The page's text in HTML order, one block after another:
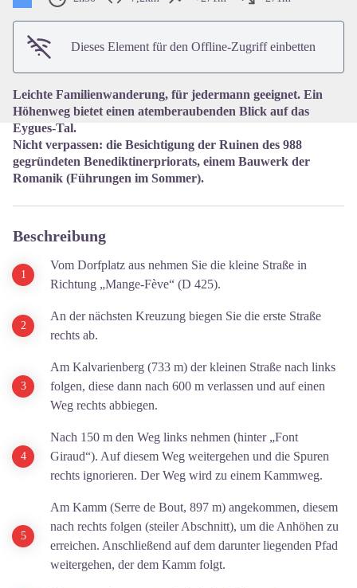
Dieses Element für den Offline-Zugriff einbetten
Leichte Familienwanderung, für jedermann geeignet. Ein
Höhenweg bietet einen atemberaubenden Blick auf das
Eygues-Tal.
Nicht verpassen: die Besichtigung der Ruinen des 988
gegründeten Benediktinerpriorats, einem Bauwerk der
Romanik (Führungen im Sommer).
Beschreibung
Vom Dorfplatz aus nehmen Sie die kleine Straße in
Richtung „Mange-Fève“ (D 425).
An der nächsten Kreuzung biegen Sie die erste Straße
rechts ab.
Am Kalvarienberg (733 m) der kleinen Straße nach links
folgen, diese dann nach 600 m verlassen und auf einen
Weg rechts abbiegen.
Nach 150 m den Weg links nehmen (hinter „Font
Giraud“). Auf diesem Weg weitergehen und die Spuren
rechts ignorieren. Der Weg wird zu einem Kammweg.
Am Kamm (Serre de Bout, 897 m) angekommen, diesem
nach rechts folgen (steiler Abschnitt), um die Anhöhen zu
erreichen. Anschließend auf dem darunter liegenden Pfad
weitergehen, der dem Kamm folgt.